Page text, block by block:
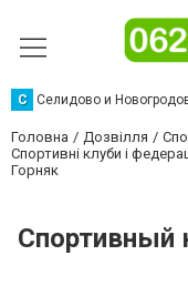
С Селидово и
Головна Дозвілля
Спортивні клуби і
Горняк
Спортивный